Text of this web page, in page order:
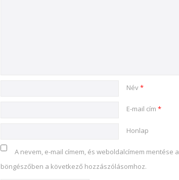
Név*
E-mail cím *
Honlap
A nevem, e-mail címem, és weboldalcímem mentése a
böngészőben a következő hozzászólásomhoz.